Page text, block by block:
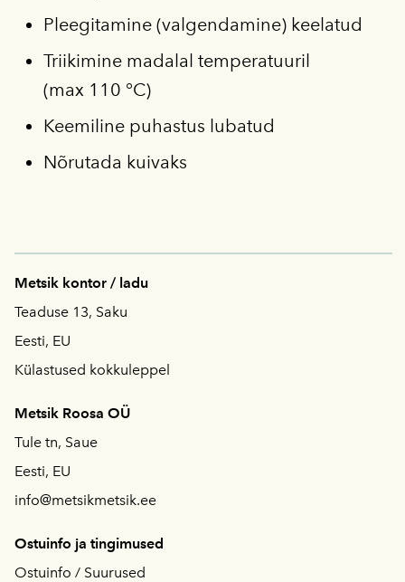
Pleegitamine (valgendamine) keelatud
Triikimine madalal temperatuuril
(max 110 °C)
Keemiline puhastus lubatud
Nõrutada kuivaks
Metsik kontor / ladu
Teaduse 13, Saku
Eesti, EU
Külastused kokkuleppel
Metsik Roosa OÜ
Tule tn, Saue
Eesti, EU
info@metsikmetsik.ee
Ostuinfo ja tingimused
Ostuinfo / Suurused